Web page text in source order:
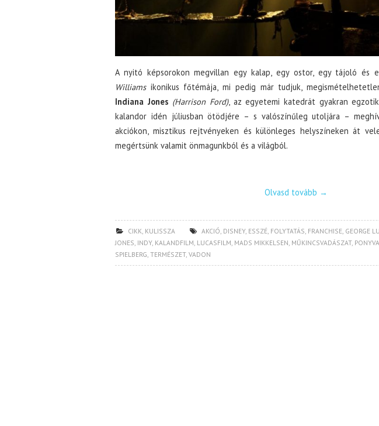
A nyitó képsorokon megvillan egy kalap, egy ostor, egy tájoló és
Williamsikonikus főtémája, mi pedig már tudjuk,
Indiana Jones (Harrison Ford), az egyetemi katedrát gyakran
kalandor idén júliusban ötödjére – s valószínűleg utoljára –
akciókon, misztikus rejtvényeken és különleges helyszíneken át
megértsünk valamit önmagunkból és a világból.
Olvasd tovább →
CIKK, KULISSZA AKCIÓ, DISNEY, ESSZÉ, FOLYTATÁS, FRANCHISE, GEORGE
JONES, INDY, KALANDFILM, LUCASFILM, MADS MIKKELSEN, MŰKINCSVADÁSZAT,
SPIELBERG, TERMÉSZET, VADON